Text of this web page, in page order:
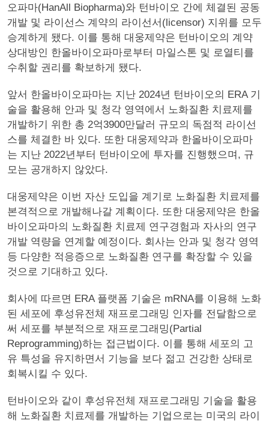
오파마(HanAll Biopharma)와 턴바이오 간에 체결된 공동
개발 및 라이선스 계약의 라이선서(licensor) 지위를 모두
승계하게 됐다. 이를 통해 대웅제약은 턴바이오의 계약
상대방인 한올바이오파마로부터 마일스톤 및 로열티를
수취할 권리를 확보하게 됐다.
앞서 한올바이오파마는 지난 2024년 턴바이오의 ERA 기
술을 활용해 안과 및 청각 영역에서 노화질환 치료제를
개발하기 위한 총 2억3900만달러 규모의 독점적 라이선
스를 체결한 바 있다. 또한 대웅제약과 한올바이오파마
는 지난 2022년부터 턴바이오에 투자를 진행했으며, 규
모는 공개하지 않았다.
대웅제약은 이번 자산 도입을 계기로 노화질환 치료제를
본격적으로 개발해나갈 계획이다. 또한 대웅제약은 한올
바이오파마의 노화질환 치료제 연구경험과 자사의 연구
개발 역량을 연계할 예정이다. 회사는 안과 및 청각 영역
등 다양한 적응증으로 노화질환 연구를 확장할 수 있을
것으로 기대하고 있다.
회사에 따르면 ERA 플랫폼 기술은 mRNA를 이용해 노화
된 세포에 후성유전체 재프로그래밍 인자를 전달함으로
써 세포를 부분적으로 재프로그래밍(Partial
Reprogramming)하는 접근법이다. 이를 통해 세포의 고
유 특성을 유지하면서 기능을 보다 젊고 건강한 상태로
회복시킬 수 있다.
턴바이오와 같이 후성유전체 재프로그래밍 기술을 활용
해 노화질환 치료제를 개발하는 기업으로는 미국의 라이